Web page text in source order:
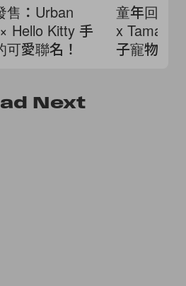
售：Urban
Hello Kitty 手
愛聯名！
童年回憶
x
子寵物重
Next